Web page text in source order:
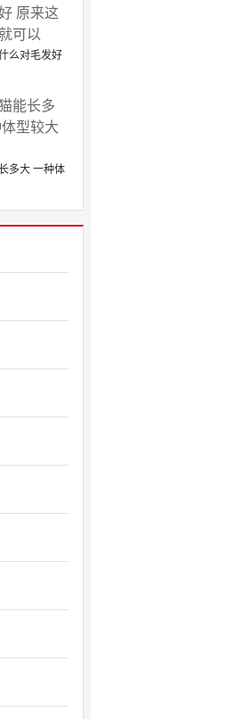
么对毛发好
多大 一种体